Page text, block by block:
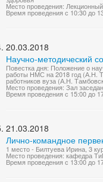
Место проведения:
Время проведения с 10:30 до
20.03.2018
Научно-методический
Повестка дня: Положение о
работы НМС на 2018 год (А.Н.
работников вуза (А.Н.
Место проведения: Зал
Время проведения с 15:00 до
21.03.2018
Лично-командное
1 место - Билтуева Ирина, 3
Место проведения: кафедра
Время проведения с 13:00 до